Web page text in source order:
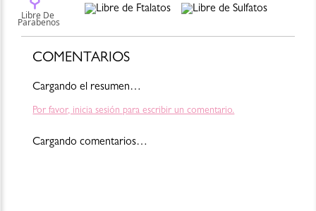
revisa el empaque del producto o escríbenos a shop@blush-bar.com
Cambios y devoluciones:https://www.blush-bar.com/la-
COMENTARIOS
Cargando el resumen…
Por favor, inicia sesión para escribir un comentario.
Cargando comentarios…